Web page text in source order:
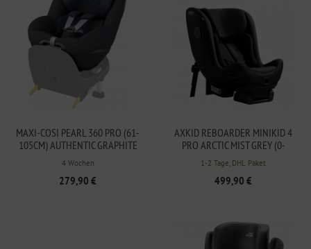
MAXI-COSI PEARL 360 PRO (61-
105CM) AUTHENTIC GRAPHITE
4 Wochen
279,90 €
AXKID REBOARDER MINIKID 4
PRO ARCTIC MIST GREY (0-
7JAHRE/ 61-125CM) GEGURTET
1-2 Tage, DHL Paket
499,90 €